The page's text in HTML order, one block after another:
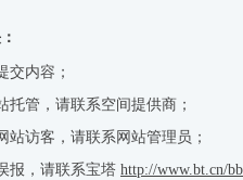
交内容；
托管，请联系空间提供商；
站访客，请联系网站管理员；
报，请联系宝塔 http://www.bt.cn/